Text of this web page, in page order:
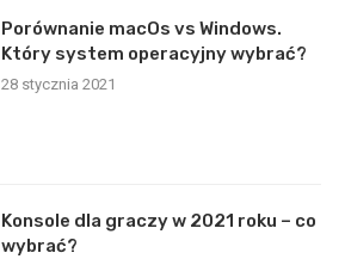
Porównanie macOs vs Windows.
Który system operacyjny wybrać?
28 stycznia 2021
Konsole dla graczy w 2021 roku – co
wybrać?